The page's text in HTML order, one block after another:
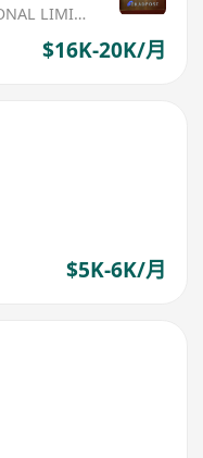
KINGLONG TELECOM INTERNATIONAL LIMITED
$16K-20K/月
$5K-6K/月